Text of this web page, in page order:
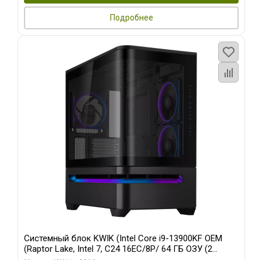
Подробнее
Системный блок KWIK (Intel Core i9-13900KF OEM
(Raptor Lake, Intel 7, C24 16EC/8P/ 64 ГБ ОЗУ (2